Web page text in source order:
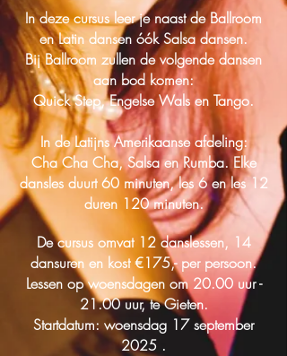
In deze cursus leer je naast de Ballroom
en Latin dansen óók Salsa dansen.
Bij Ballroom zullen de volgende dansen
aan bod komen:
Quick Step, Engelse Wals en Tango.
In de Latijns Amerikaanse afdeling:
Cha Cha Cha, Salsa en Rumba. Elke
dansles duurt 60 minuten,les 6 en les 12
duren 120 minuten.
De cursus omvat 12 danslessen, 14
dansuren en kost €175,- per persoon.
Lessen op woensdagen om 20.00 uur -
21.00 uur, te Gieten.
Startdatum: woensdag 17 september
2025 .